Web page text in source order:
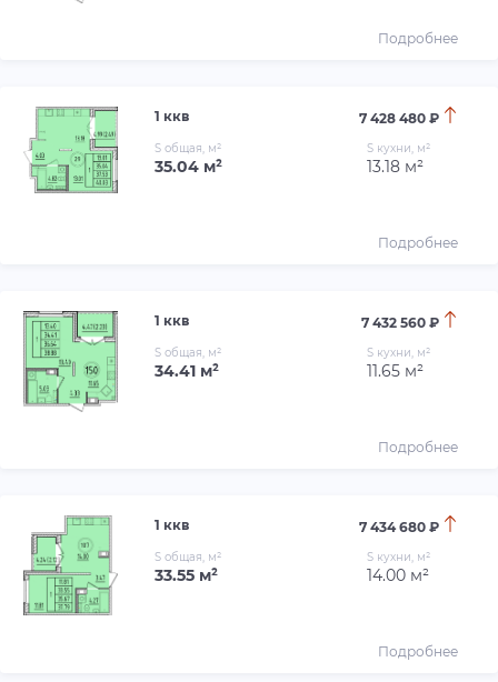
Подробнее
1 ккв 7 428 480 ₽
S общая, м²
35.04 м²
S кухни, м²
13.18 м²
Подробнее
1 ккв 7 432 560 ₽
S общая, м²
34.41 м²
S кухни, м²
11.65 м²
Подробнее
1 ккв 7 434 680 ₽
S общая, м²
33.55 м²
S кухни, м²
14.00 м²
Подробнее